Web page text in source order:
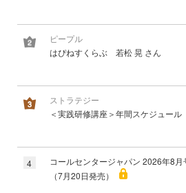
ピープル
はぴねすくらぶ 若松 晃 さん
ストラテジー
＜実践研修講座＞年間スケジュール
4
コールセンタージャパン 2026年8月
（7月20日発売）